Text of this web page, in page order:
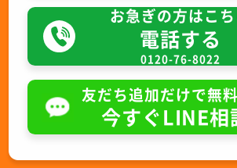
お急ぎの方はこ
電話する
0120-76-8022
友だち追加だけで無
今すぐLINE相